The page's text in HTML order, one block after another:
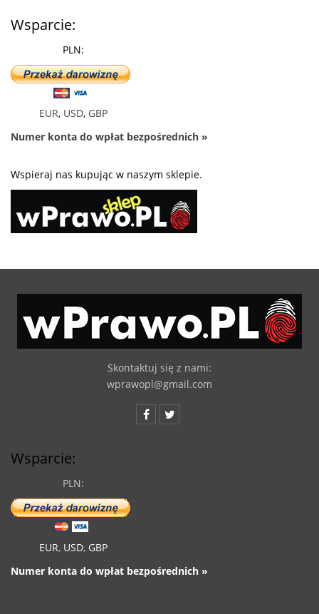
Wsparcie:
PLN:
EUR, USD, GBP
Numer konta do wpłat bezpośrednich »
Wspieraj nas kupując w naszym sklepie.
Skontaktuj się z nami:
wprawopl@gmail.com
Wsparcie:
PLN:
EUR, USD, GBP
Numer konta do wpłat bezpośrednich »